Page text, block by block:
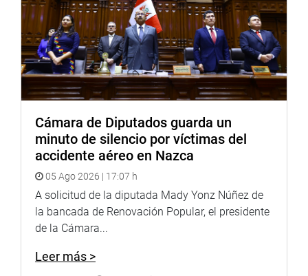
Cámara de Diputados guarda un
minuto de silencio por víctimas del
accidente aéreo en Nazca
05 Ago 2026 | 17:07 h
A solicitud de la diputada Mady Yonz Núñez de
la bancada de Renovación Popular, el presidente
de la Cámara...
Leer más >